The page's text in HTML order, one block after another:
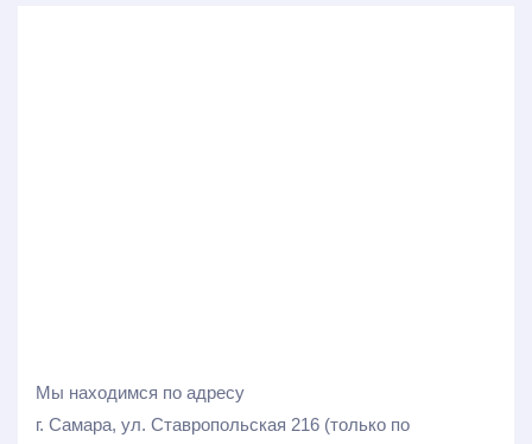
Мы находимся по адресу
г. Самара, ул. Ставропольская 216 (только по